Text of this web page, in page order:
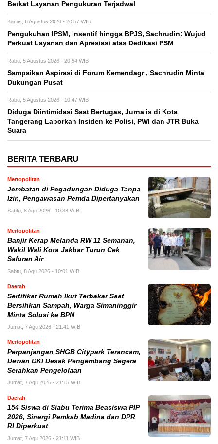
Berkat Layanan Pengukuran Terjadwal
Kamis, 6 Agustus 2026 - 20:57 WIB
Pengukuhan IPSM, Insentif hingga BPJS, Sachrudin: Wujud
Perkuat Layanan dan Apresiasi atas Dedikasi PSM
Rabu, 5 Agustus 2026 - 20:54 WIB
Sampaikan Aspirasi di Forum Kemendagri, Sachrudin Minta
Dukungan Pusat
Rabu, 5 Agustus 2026 - 10:47 WIB
Diduga Diintimidasi Saat Bertugas, Jurnalis di Kota
Tangerang Laporkan Insiden ke Polisi, PWI dan JTR Buka
Suara
BERITA TERBARU
Mertopolitan
Jembatan di Pegadungan Diduga Tanpa
Izin, Pengawasan Pemda Dipertanyakan
Sabtu, 8 Agu 2026 - 10:38 WIB
Mertopolitan
Banjir Kerap Melanda RW 11 Semanan,
Wakil Wali Kota Jakbar Turun Cek
Saluran Air
Sabtu, 8 Agu 2026 - 10:01 WIB
Daerah
Sertifikat Rumah Ikut Terbakar Saat
Bersihkan Sampah, Warga Simaninggir
Minta Solusi ke BPN
Jumat, 7 Agu 2026 - 21:41 WIB
Mertopolitan
Perpanjangan SHGB Citypark Terancam,
Dewan DKI Desak Pengembang Segera
Serahkan Pengelolaan
Jumat, 7 Agu 2026 - 21:15 WIB
Daerah
154 Siswa di Siabu Terima Beasiswa PIP
2026, Sinergi Pemkab Madina dan DPR
RI Diperkuat
Jumat, 7 Agu 2026 - 21:11 WIB